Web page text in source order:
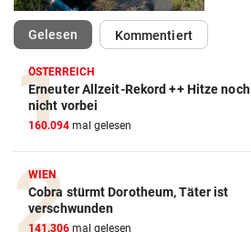
Gelesen(ausgewählt)Kommentiert
ÖSTERREICH
Erneuter Allzeit-Rekord ++ Hitze noch
nicht vorbei
160.094 mal gelesen
WIEN
Cobra stürmt Dorotheum, Täter ist
verschwunden
141.306 mal gelesen